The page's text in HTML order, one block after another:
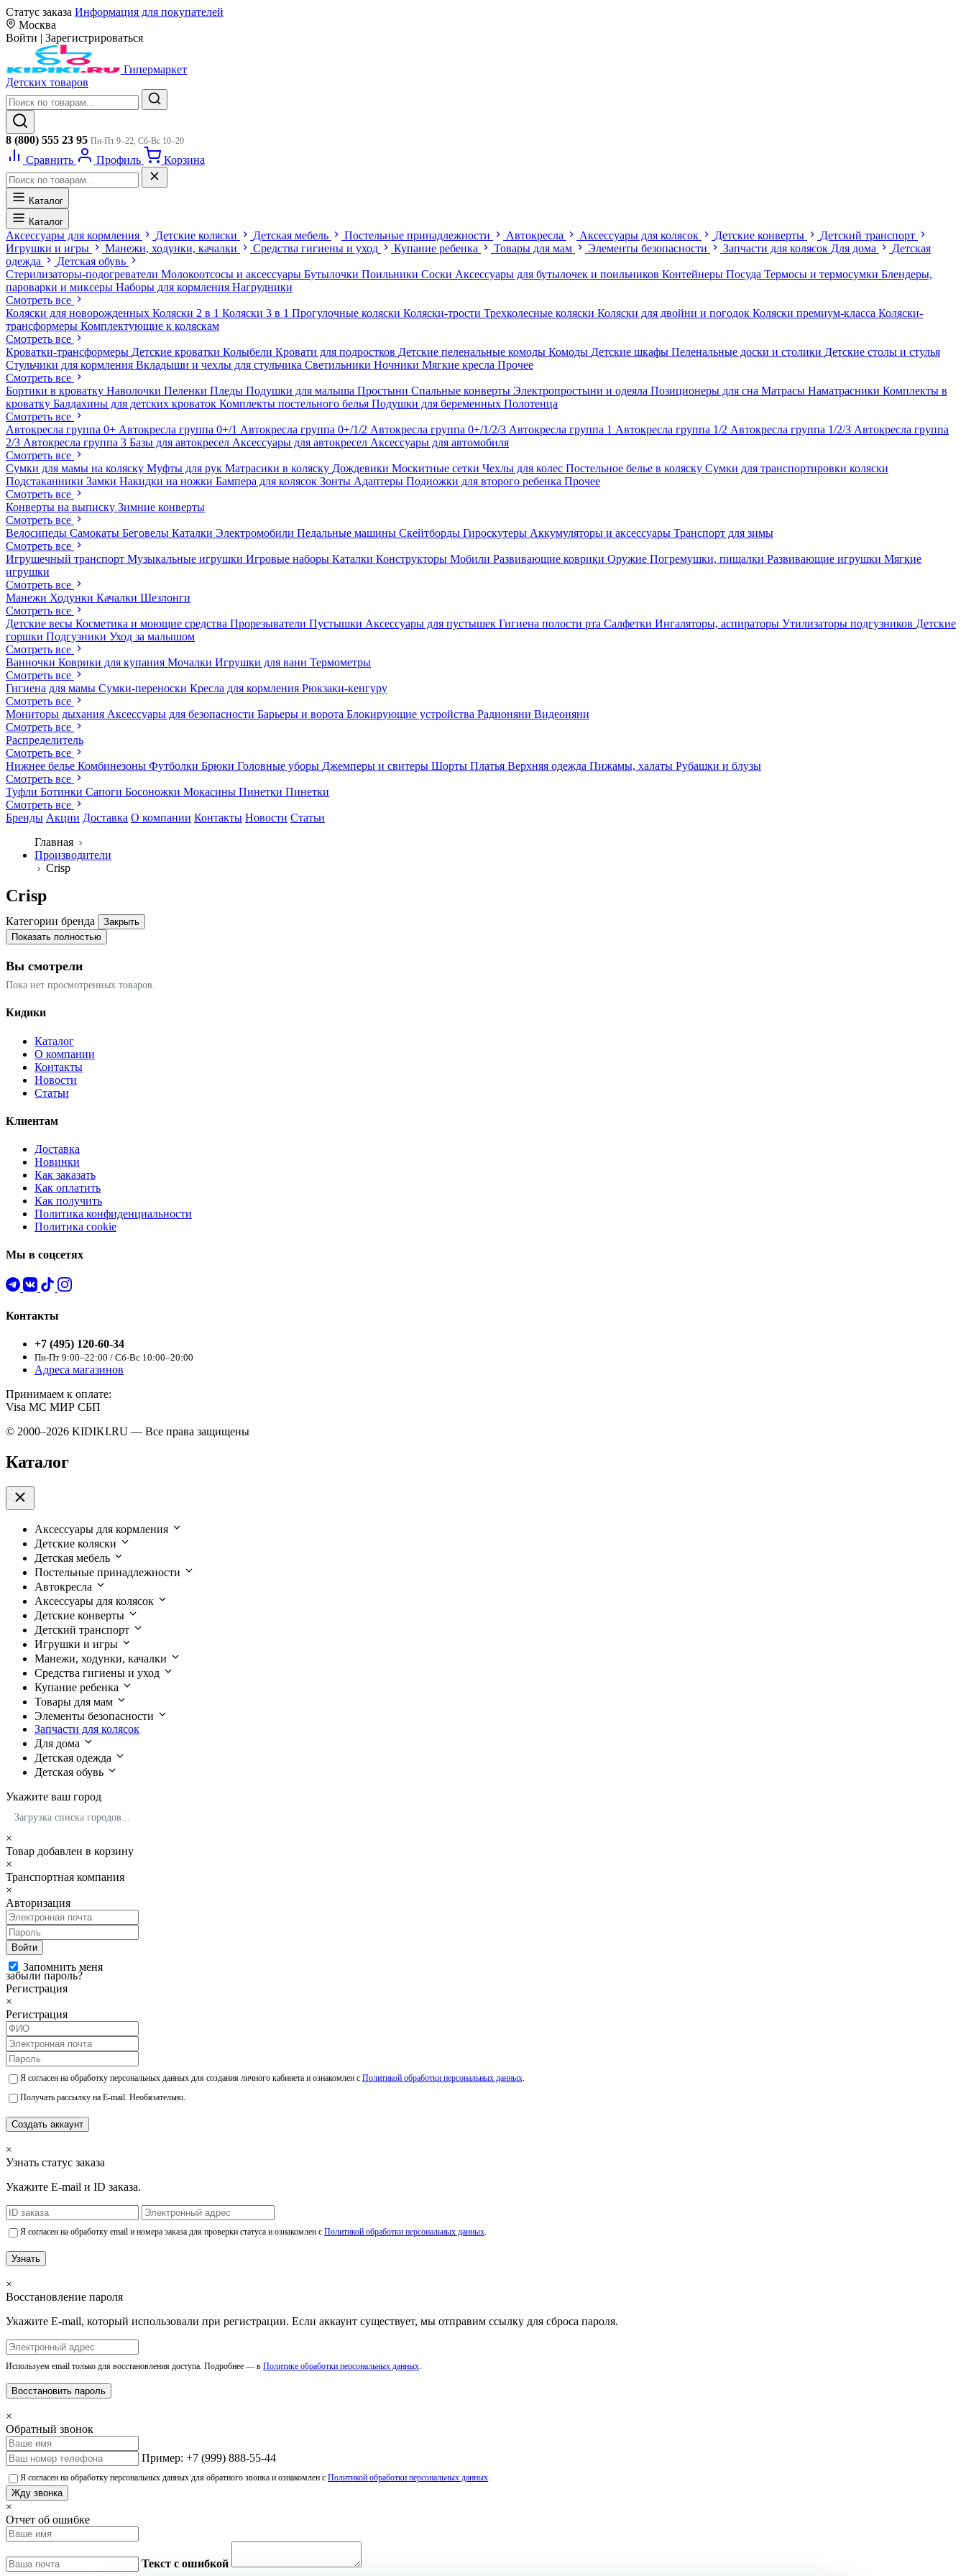
Статус заказа Информация для покупателей
Москва
Войти | Зарегистрироваться
Гипермаркет
Детских товаров
8 (800) 555 23 95 Пн-Пт 9–22, Сб-Вс 10–20
Сравнить Профиль Корзина
Каталог
Каталог
Аксессуары для кормления Детские коляски Детская мебель Постельные принадлежности Автокресла Аксессуары для колясок Детские конверты
Детский транспорт
Игрушки и игры
Манежи, ходунки, качалки Средства гигиены и уход Купание ребенка Товары для мам Элементы безопасности Запчасти для колясок Для дома
Детская
одежда
Детская обувь
Стерилизаторы-подогреватели Молокоотсосы и аксессуары Бутылочки Поильники Соски Аксессуары для бутылочек и поильников Контейнеры Посуда Термосы и термосумки Блендеры,
пароварки и миксеры Наборы для кормления Нагрудники
Смотреть все
Коляски для новорожденных Коляски 2 в 1 Коляски 3 в 1 Прогулочные коляски Коляски-трости Трехколесные коляски Коляски для двойни и погодок Коляски премиум-класса Коляски-
трансформеры Комплектующие к коляскам
Смотреть все
Кроватки-трансформеры Детские кроватки Колыбели Кровати для подростков Детские пеленальные комоды Комоды Детские шкафы Пеленальные доски и столики Детские столы и стулья
Стульчики для кормления Вкладыши и чехлы для стульчика Светильники Ночники Мягкие кресла Прочее
Смотреть все
Бортики в кроватку Наволочки Пеленки Пледы Подушки для малыша Простыни Спальные конверты Электропростыни и одеяла Позиционеры для сна Матрасы Наматрасники Комплекты в
кроватку Балдахины для детских кроваток Комплекты постельного белья Подушки для беременных Полотенца
Смотреть все
Автокресла группа 0+ Автокресла группа 0+/1 Автокресла группа 0+/1/2 Автокресла группа 0+/1/2/3 Автокресла группа 1 Автокресла группа 1/2 Автокресла группа 1/2/3 Автокресла группа
2/3 Автокресла группа 3 Базы для автокресел Аксессуары для автокресел Аксессуары для автомобиля
Смотреть все
Сумки для мамы на коляску Муфты для рук Матрасики в коляску Дождевики Москитные сетки Чехлы для колес Постельное белье в коляску Сумки для транспортировки коляски
Подстаканники Замки Накидки на ножки Бампера для колясок Зонты Адаптеры Подножки для второго ребенка Прочее
Смотреть все
Конверты на выписку Зимние конверты
Смотреть все
Велосипеды Самокаты Беговелы Каталки Электромобили Педальные машины Скейтборды Гироскутеры Аккумуляторы и аксессуары Транспорт для зимы
Смотреть все
Игрушечный транспорт Музыкальные игрушки Игровые наборы Каталки Конструкторы Мобили Развивающие коврики Оружие Погремушки, пищалки Развивающие игрушки Мягкие
игрушки
Смотреть все
Манежи Ходунки Качалки Шезлонги
Смотреть все
Детские весы Косметика и моющие средства Прорезыватели Пустышки Аксессуары для пустышек Гигиена полости рта Салфетки Ингаляторы, аспираторы Утилизаторы подгузников Детские
горшки Подгузники Уход за малышом
Смотреть все
Ванночки Коврики для купания Мочалки Игрушки для ванн Термометры
Смотреть все
Гигиена для мамы Сумки-переноски Кресла для кормления Рюкзаки-кенгуру
Смотреть все
Мониторы дыхания Аксессуары для безопасности Барьеры и ворота Блокирующие устройства Радионяни Видеоняни
Смотреть все
Распределитель
Смотреть все
Нижнее белье Комбинезоны Футболки Брюки Головные уборы Джемперы и свитеры Шорты Платья Верхняя одежда Пижамы, халаты Рубашки и блузы
Смотреть все
Туфли Ботинки Сапоги Босоножки Мокасины Пинетки Пинетки
Смотреть все
Бренды Акции Доставка О компании Контакты Новости Статьи
Главная
Производители
Crisp
Crisp
Категории бренда
Закрыть
Показать полностью
Вы смотрели
Пока нет просмотренных товаров.
Кидики
Каталог
О компании
Контакты
Новости
Статьи
Клиентам
Доставка
Новинки
Как заказать
Как оплатить
Как получить
Политика конфиденциальности
Политика cookie
Мы в соцсетях
Контакты
+7 (495) 120-60-34
Пн-Пт 9:00–22:00 / Сб-Вс 10:00–20:00
Адреса магазинов
Принимаем к оплате:
Visa MC МИР СБП
© 2000–2026 KIDIKI.RU — Все права защищены
Каталог
Аксессуары для кормления
Детские коляски
Детская мебель
Постельные принадлежности
Автокресла
Аксессуары для колясок
Детские конверты
Детский транспорт
Игрушки и игры
Манежи, ходунки, качалки
Средства гигиены и уход
Купание ребенка
Товары для мам
Элементы безопасности
Запчасти для колясок
Для дома
Детская одежда
Детская обувь
Укажите ваш город
Загрузка списка городов...
×
Товар добавлен в корзину
×
Транспортная компания
×
Авторизация
Войти
Запомнить меня
забыли пароль?
Регистрация
×
Регистрация
Я согласен на обработку персональных данных для создания личного кабинета и ознакомлен с Политикой обработки персональных данных.
Получать рассылку на E-mail. Необязательно.
Создать аккаунт
×
Узнать статус заказа
Укажите E-mail и ID заказа.
Я согласен на обработку email и номера заказа для проверки статуса и ознакомлен с Политикой обработки персональных данных.
Узнать
×
Восстановление пароля
Укажите E-mail, который использовали при регистрации. Если аккаунт существует, мы отправим ссылку для сброса пароля.
Используем email только для восстановления доступа. Подробнее — в Политике обработки персональных данных.
Восстановить пароль
×
Обратный звонок
Пример: +7 (999) 888-55-44
Я согласен на обработку персональных данных для обратного звонка и ознакомлен с Политикой обработки персональных данных.
Жду звонка
×
Отчет об ошибке
Текст с ошибкой